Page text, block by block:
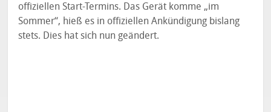
offiziellen Start-Termins. Das Gerät komme „im
Sommer“, hieß es in offiziellen Ankündigung bislang
stets. Dies hat sich nun geändert.